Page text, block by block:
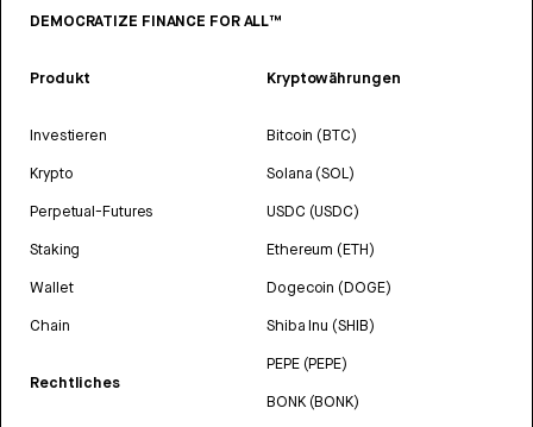
DEMOCRATIZE FINANCE FOR ALL™
Produkt
Investieren
Krypto
Perpetual-Futures
Staking
Wallet
Chain
Rechtliches
Kryptowährungen
Bitcoin (BTC)
Solana (SOL)
USDC (USDC)
Ethereum (ETH)
Dogecoin (DOGE)
Shiba Inu (SHIB)
PEPE (PEPE)
BONK (BONK)